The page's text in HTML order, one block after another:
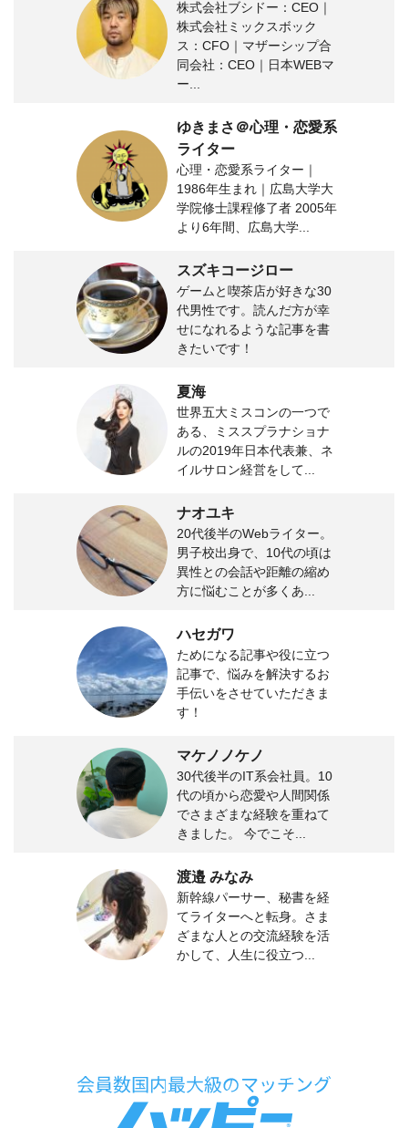
株式会社ブシドー：CEO｜
株式会社ミックスボック
ス：CFO｜マザーシップ合
同会社：CEO｜日本WEBマ
ー...
ゆきまさ＠心理・恋愛系
ライター
心理・恋愛系ライター｜
1986年生まれ｜広島大学大
学院修士課程修了者 2005年
より6年間、広島大学...
スズキコージロー
ゲームと喫茶店が好きな30
代男性です。読んだ方が幸
せになれるような記事を書
きたいです！
夏海
世界五大ミスコンの一つで
ある、ミススプラナショナ
ルの2019年日本代表兼、ネ
イルサロン経営をして...
ナオユキ
20代後半のWebライター。
男子校出身で、10代の頃は
異性との会話や距離の縮め
方に悩むことが多くあ...
ハセガワ
ためになる記事や役に立つ
記事で、悩みを解決するお
手伝いをさせていただきま
す！
マケノノケノ
30代後半のIT系会社員。10
代の頃から恋愛や人間関係
でさまざまな経験を重ねて
きました。 今でこそ...
渡邉 みなみ
新幹線パーサー、秘書を経
てライターへと転身。さま
ざまな人との交流経験を活
かして、人生に役立つ...